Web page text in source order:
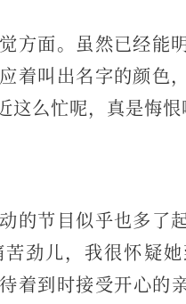
方面。虽然已经能
着叫出名字的颜色
么忙呢，真是悔恨
的节目似乎也多了
劲儿，我很怀疑
着到时接受开心